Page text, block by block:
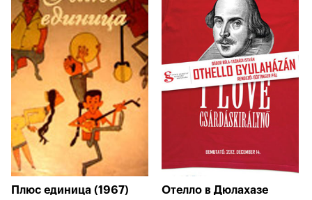
Плюс единица (1967)
Отелло в Дюлахазе